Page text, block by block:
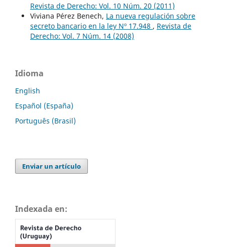
Revista de Derecho: Vol. 10 Núm. 20 (2011)
Viviana Pérez Benech, La nueva regulación sobre
secreto bancario en la ley Nº 17.948 , Revista de
Derecho: Vol. 7 Núm. 14 (2008)
Idioma
English
Español (España)
Português (Brasil)
Enviar un artículo
Indexada en: